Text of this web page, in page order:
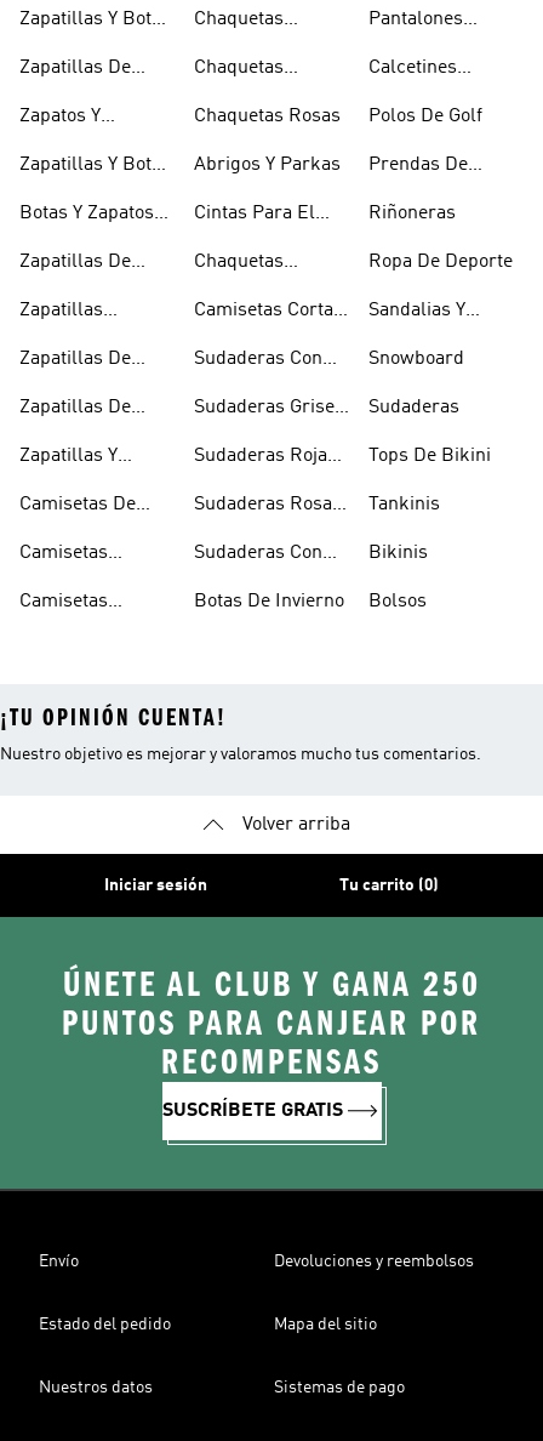
Zapatillas Y Botas
Zapatillas De
Zapatos Y
Doradas
Zapatillas Y Botas
Botas Y Zapatos
Zapatillas De
Zapatillas
Zapatillas De
Zapatillas De
Zapatillas Y
Camisetas De
Camisetas
Camisetas
Chaquetas
Chaquetas
Chaquetas Rosas
Abrigos Y Parkas
Cintas Para El
Chaquetas
Camisetas Cortas
Sudaderas Con
Sudaderas Grises
Sudaderas Rojas
Sudaderas Rosas
Sudaderas Con
Botas De Invierno
Pantalones
Calcetines
Polos De Golf
Prendas De
Riñoneras
Ropa De Deporte
Sandalias Y
Snowboard
Sudaderas
Tops De Bikini
Tankinis
Bikinis
Bolsos
¡TU OPINIÓN CUENTA!
Nuestro objetivo es mejorar y valoramos mucho tus comentarios.
Volver arriba
Iniciar sesión Tu carrito (0)
ÚNETE AL CLUB Y GANA 250
PUNTOS PARA CANJEAR POR
RECOMPENSAS
SUSCRÍBETE GRATIS
Envío Devoluciones y reembolsos
Estado del pedido Mapa del sitio
Nuestros datos Sistemas de pago